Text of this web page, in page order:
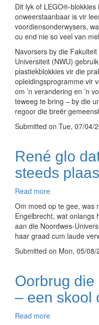
benadering
tot
praktiese
onderwys
is
nie
net
kinderspeletjies
nie
Dit lyk of LEGO®-
onweerstaanbaar is vir
voordiensonderwysers,
ou end nie so veel van
Navorsers by die
Universiteit (NWU)
plastiekblokkies vir die
opleidingsprogramme vir
om ’n verandering en ’n
teweeg te bring – by die
regoor die breër
Submitted on Tue, 07/04/
René glo
steeds
Read more
glo
dat
wonderwerke
steeds
plaasvind
Om moed op te gee, was
Engelbrecht, wat onlangs
aan die Noordwes-
haar graad cum laude
Submitted on Mon, 05/
Oorbrug
– een skool
Read more